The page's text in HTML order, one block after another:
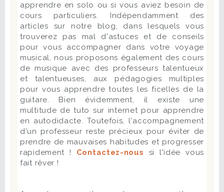
apprendre en solo ou si vous aviez besoin de
cours particuliers. Indépendamment des
articles sur notre blog, dans lesquels vous
trouverez pas mal d'astuces et de conseils
pour vous accompagner dans votre voyage
musical, nous proposons également des cours
de musique avec des professeurs talentueux
et talentueuses, aux pédagogies multiples
pour vous apprendre toutes les ficelles de la
guitare. Bien évidemment, il existe une
multitude de tuto sur internet pour apprendre
en autodidacte. Toutefois, l'accompagnement
d'un professeur reste précieux pour éviter de
prendre de mauvaises habitudes et progresser
rapidement ! Contactez-nous si l'idée vous
fait rêver !